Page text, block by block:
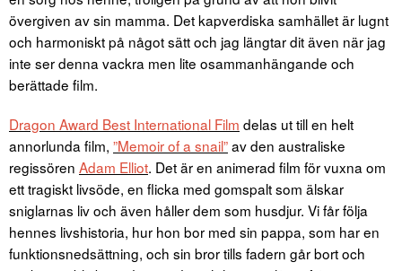
övergiven av sin mamma. Det kapverdiska samhället är lugnt
och harmoniskt på något sätt och jag längtar dit även när jag
inte ser denna vackra men lite osammanhängande och
berättade film.
Dragon Award Best International Film delas ut till en helt
annorlunda film, ”Memoir of a snail”av den australiske
regissören Adam Elliot. Det är en animerad film för vuxna om
ett tragiskt livsöde, en flicka med gomspalt som älskar
sniglarnas liv och även håller dem som husdjur. Vi får följa
hennes livshistoria, hur hon bor med sin pappa, som har en
funktionsnedsättning, och sin bror tills fadern går bort och